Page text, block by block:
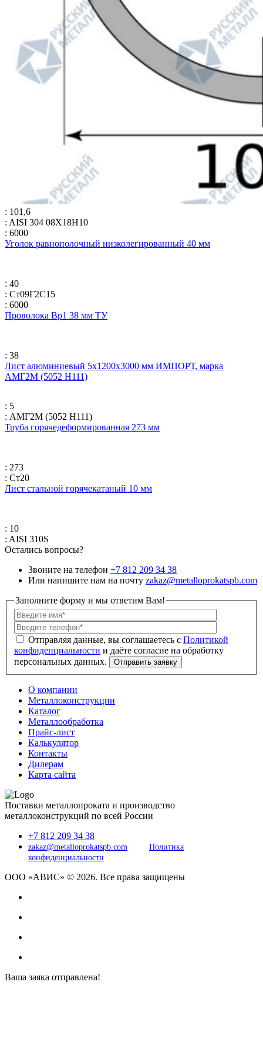
: 101,6
: AISI 304 08Х18Н10
: 6000
Уголок равнополочный низколегированный 40 мм
: 40
: Ст09Г2С15
: 6000
Проволока Вр1 38 мм ТУ
: 38
Лист алюминиевый 5х1200х3000 мм ИМПОРТ, марка
АМГ2М (5052 H111)
: 5
: АМГ2М (5052 H111)
Труба горячедеформированная 273 мм
: 273
: Ст20
Лист стальной горячекатаный 10 мм
: 10
: AISI 310S
Остались вопросы?
Звоните на телефон +7 812 209 34 38
Или напишите нам на почту zakaz@metalloprokatspb.com
Заполните форму и мы ответим Вам!
Политикой
конфиденциальности
О компании
Металлоконструкции
Каталог
Металлообработка
Прайс-лист
Калькулятор
Контакты
Дилерам
Карта сайта
Поставки металлопроката и производство
металлоконструкций по всей России
+7 812 209 34 38
zakaz@metalloprokatspb.com
Политика
конфиденциальности
ООО «АВИС» © 2026. Все права защищены
Ваша заяка отправлена!